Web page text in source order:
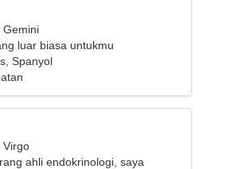
Gemini
luar biasa untukmu
Spanyol
Virgo
ahli endokrinologi, saya